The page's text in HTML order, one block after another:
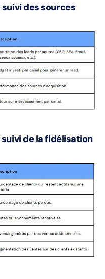
des sources
suivi de la fidélisation